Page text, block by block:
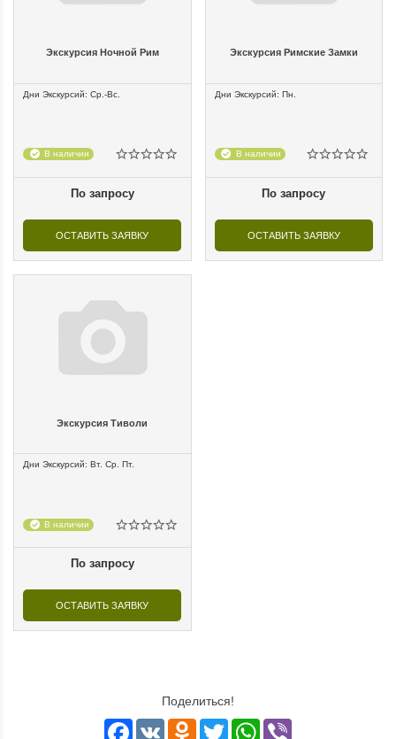
Экскурсия Ночной Рим
Дни Экскурсий: Ср.-Вс.
В наличии
По запросу
ОСТАВИТЬ ЗАЯВКУ
Экскурсия Римские Замки
Дни Экскурсий: Пн.
В наличии
По запросу
ОСТАВИТЬ ЗАЯВКУ
Экскурсия Тиволи
Дни Экскурсий: Вт. Ср. Пт.
В наличии
По запросу
ОСТАВИТЬ ЗАЯВКУ
Поделиться!
Facebook
VK Odnoklassniki
TwitterWhatsApp